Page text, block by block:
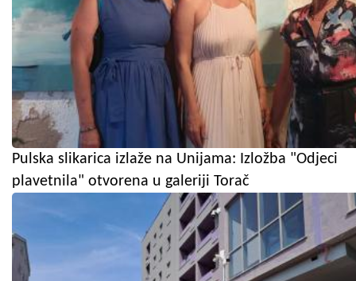
Pulska slikarica izlaže na Unijama: Izložba "Odjeci
plavetnila" otvorena u galeriji Torač